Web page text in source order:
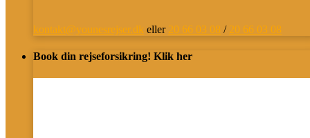
kontakt@younesrejser.dk eller 20 66 03 08 / 20 66 03 08
Book din rejseforsikring! Klik her